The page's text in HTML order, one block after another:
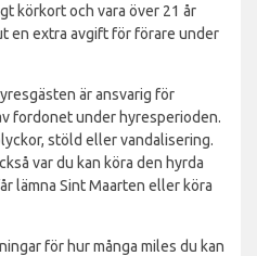
körkort och vara över 21 år
en extra avgift för förare under
är ansvarig för
fordonet under hyresperioden.
stöld eller vandalisering.
var du kan köra den hyrda
lämna Sint Maarten eller köra
för hur många miles du kan